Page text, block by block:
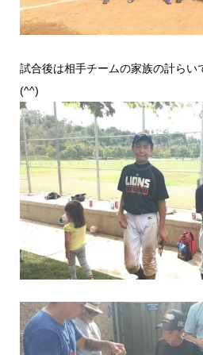
試合後は相手チームの家族の計らい
(^^)